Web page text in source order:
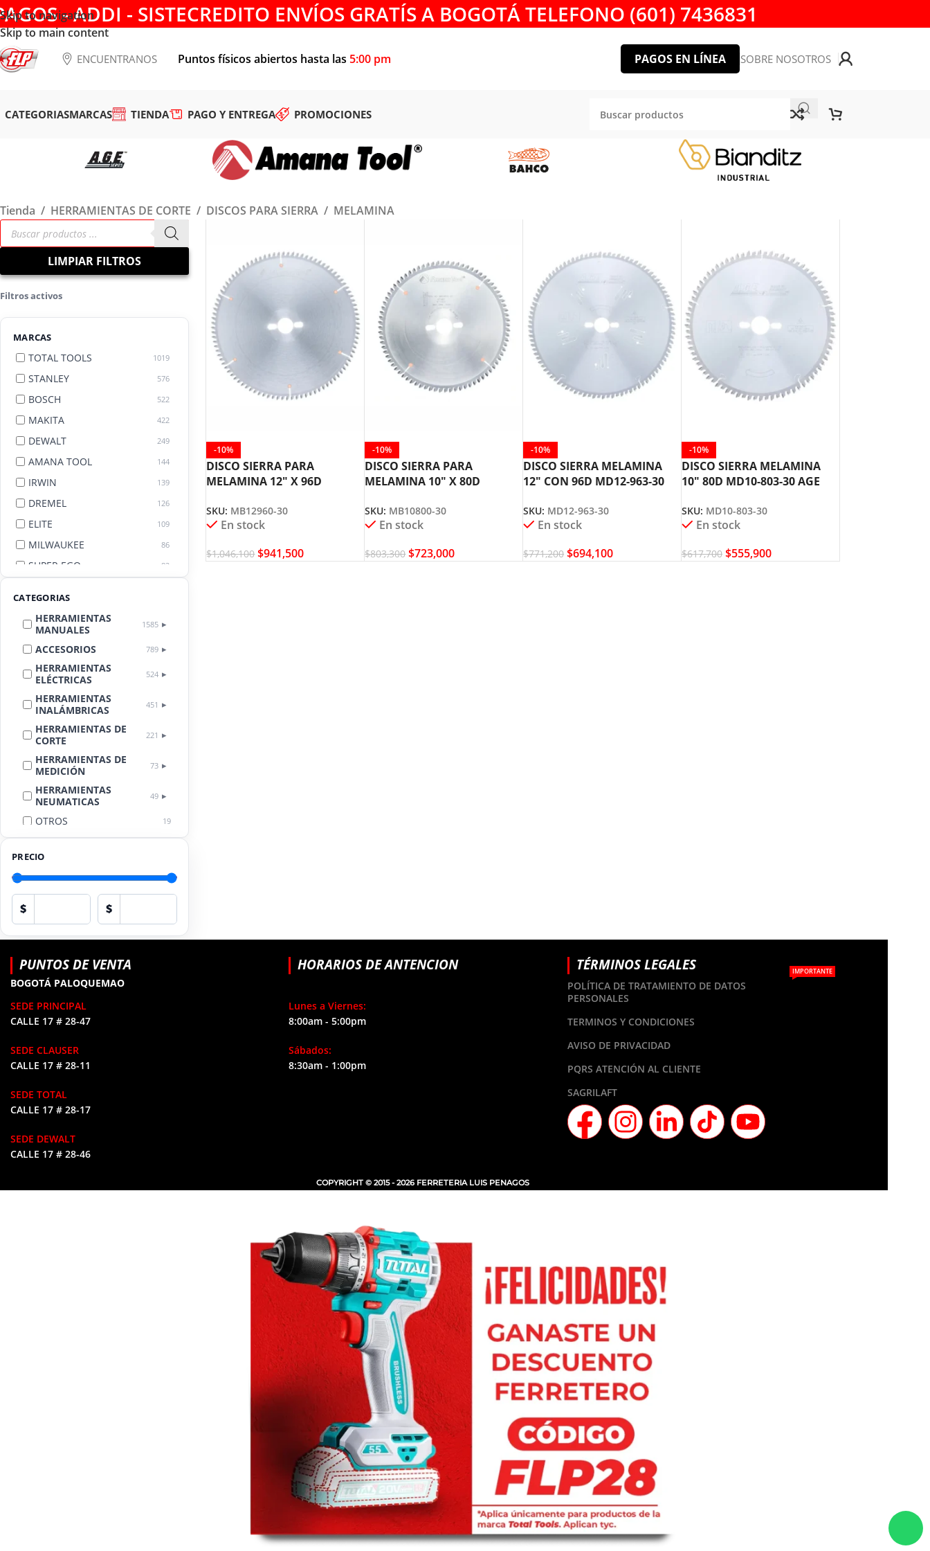
Skip to navigation
Skip to main content
- ADDI - SISTECREDITO ENVÍOS GRATÍS A BOGOTÁ TELEFONO (601) 7436831
ENCUENTRANOS Puntos físicos abiertos hasta las 5:00 pm PAGOS EN LÍNEA SOBRE NOSOTROS
CATEGORIASMARCAS TIENDA PAGO Y ENTREGA PROMOCIONES
Tienda / HERRAMIENTAS DE CORTE / DISCOS PARA SIERRA / MELAMINA
LIMPIAR FILTROS
Filtros activos
MARCAS
TOTAL TOOLS 1019
STANLEY 576
BOSCH 522
MAKITA 422
DEWALT 249
AMANA TOOL 144
IRWIN 139
DREMEL 126
ELITE 109
MILWAUKEE 86
SUPER EGO 82
CATEGORIAS
HERRAMIENTAS
MANUALES
1585
ACCESORIOS 789
HERRAMIENTAS
ELÉCTRICAS
524
HERRAMIENTAS
INALÁMBRICAS
451
HERRAMIENTAS DE
CORTE
221
HERRAMIENTAS DE
MEDICIÓN
73
HERRAMIENTAS
NEUMATICAS
49
OTROS 19
LIMPIEZA
AUTOMOTRIZ
PROTECCIÓN
PERSONAL
17
HERRAMIENTAS
HIDRÁULICAS
HERRAMIENTAS DE
PRECIO
$ $
-10%
DISCO SIERRA PARA
MELAMINA 12″ X 96D
SKU: MB12960-30
En stock
$1,046,100 $941,500
-10%
DISCO SIERRA PARA
MELAMINA 10″ X 80D
SKU: MB10800-30
En stock
$803,300 $723,000
-10%
DISCO SIERRA MELAMINA
12″ CON 96D MD12-963-30
SKU: MD12-963-30
En stock
$771,200 $694,100
-10%
DISCO SIERRA MELAMINA
10″ 80D MD10-803-30 AGE
SKU: MD10-803-30
En stock
$617,700 $555,900
PUNTOS DE VENTA
BOGOTÁ PALOQUEMAO
SEDE PRINCIPAL
CALLE 17 # 28-47
SEDE CLAUSER
CALLE 17 # 28-11
SEDE TOTAL
CALLE 17 # 28-17
SEDE DEWALT
CALLE 17 # 28-46
HORARIOS DE ANTENCION
Lunes a Viernes:
8:00am - 5:00pm
Sábados:
8:30am - 1:00pm
TÉRMINOS LEGALES
POLÍTICA DE TRATAMIENTO DE DATOS
PERSONALES
IMPORTANTE
TERMINOS Y CONDICIONES
AVISO DE PRIVACIDAD
PQRS ATENCIÓN AL CLIENTE
SAGRILAFT
COPYRIGHT © 2015 - 2026 FERRETERIA LUIS PENAGOS